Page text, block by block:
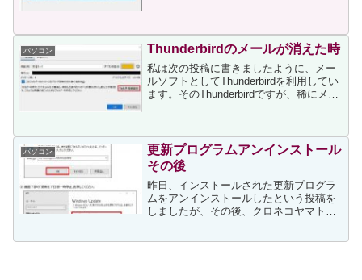
で、前日まではそれが正常にできていま
した。ところが昨日...
パソコン Thunderbirdのメールが消えた時
私は次の投稿に書きましたように、メー
ルソフトとしてThunderbirdを利用してい
ます。そのThunderbirdですが、稀にメー
法で消えたメールを復活させていま
す。...
パソコン
更新プログラムアンインストール
その後
昨日、インストールされた更新プログラ
ムをアンインストールしたという投稿を
しましたが、その後、クロネコヤマトの